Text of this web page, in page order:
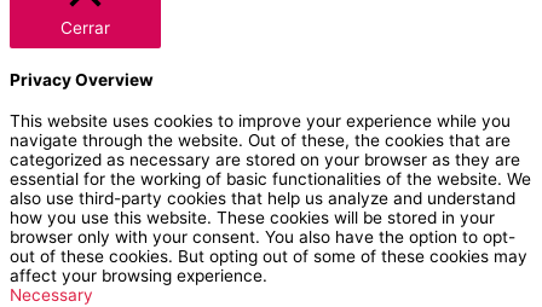
Cerrar
Privacy Overview
This website uses cookies to improve your experience while you
navigate through the website. Out of these, the cookies that are
categorized as necessary are stored on your browser as they are
essential for the working of basic functionalities of the website. We
also use third-party cookies that help us analyze and understand
how you use this website. These cookies will be stored in your
browser only with your consent. You also have the option to opt-
out of these cookies. But opting out of some of these cookies may
affect your browsing experience.
Necessary